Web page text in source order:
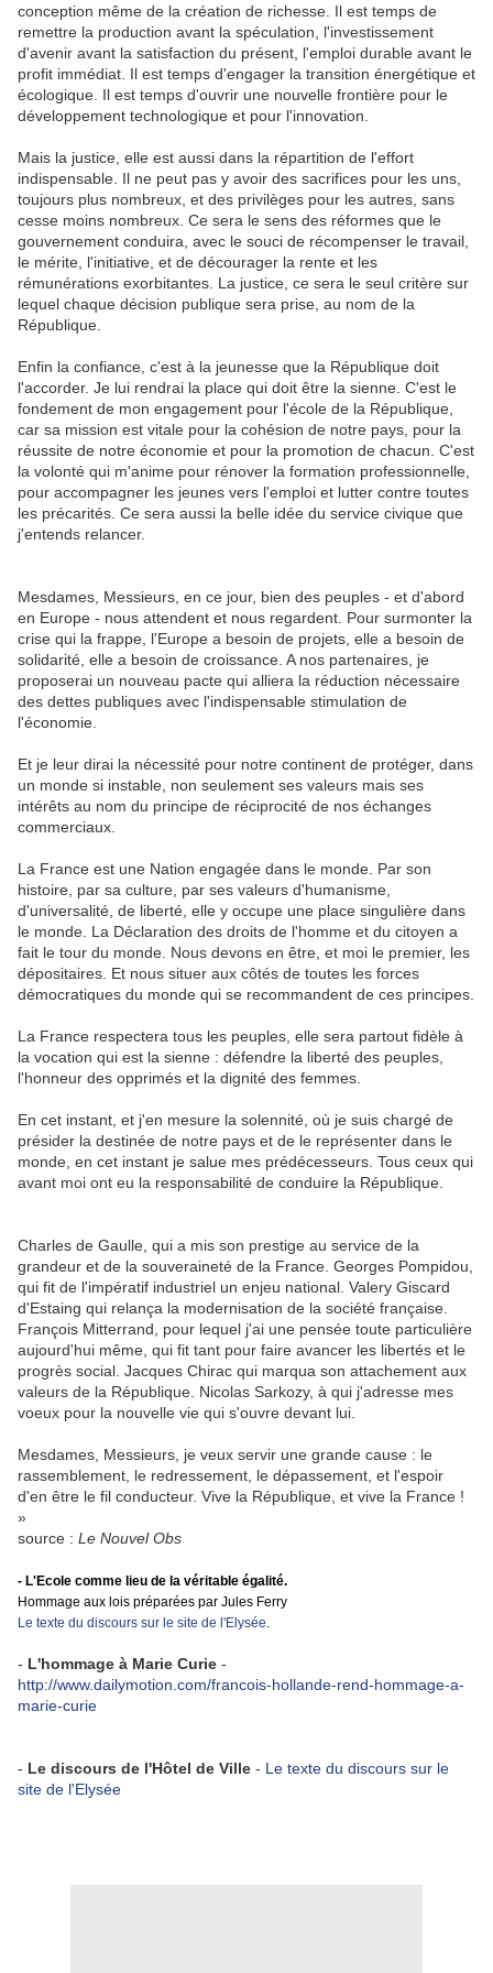
conception même de la création de richesse. Il est temps de
remettre la production avant la spéculation, l'investissement
d'avenir avant la satisfaction du présent, l'emploi durable avant le
profit immédiat. Il est temps d'engager la transition énergétique et
écologique. Il est temps d'ouvrir une nouvelle frontière pour le
développement technologique et pour l'innovation.
Mais la justice, elle est aussi dans la répartition de l'effort
indispensable. Il ne peut pas y avoir des sacrifices pour les uns,
toujours plus nombreux, et des privilèges pour les autres, sans
cesse moins nombreux. Ce sera le sens des réformes que le
gouvernement conduira, avec le souci de récompenser le travail,
le mérite, l'initiative, et de décourager la rente et les
rémunérations exorbitantes. La justice, ce sera le seul critère sur
lequel chaque décision publique sera prise, au nom de la
République.
Enfin la confiance, c'est à la jeunesse que la République doit
l'accorder. Je lui rendrai la place qui doit être la sienne. C'est le
fondement de mon engagement pour l'école de la République,
car sa mission est vitale pour la cohésion de notre pays, pour la
réussite de notre économie et pour la promotion de chacun. C'est
la volonté qui m'anime pour rénover la formation professionnelle,
pour accompagner les jeunes vers l'emploi et lutter contre toutes
les précarités. Ce sera aussi la belle idée du service civique que
j'entends relancer.
Mesdames, Messieurs, en ce jour, bien des peuples - et d'abord
en Europe - nous attendent et nous regardent. Pour surmonter la
crise qui la frappe, l'Europe a besoin de projets, elle a besoin de
solidarité, elle a besoin de croissance. A nos partenaires, je
proposerai un nouveau pacte qui alliera la réduction nécessaire
des dettes publiques avec l'indispensable stimulation de
l'économie.
Et je leur dirai la nécessité pour notre continent de protéger, dans
un monde si instable, non seulement ses valeurs mais ses
intérêts au nom du principe de réciprocité de nos échanges
commerciaux.
La France est une Nation engagée dans le monde. Par son
histoire, par sa culture, par ses valeurs d'humanisme,
d'universalité, de liberté, elle y occupe une place singulière dans
le monde. La Déclaration des droits de l'homme et du citoyen a
fait le tour du monde. Nous devons en être, et moi le premier, les
dépositaires. Et nous situer aux côtés de toutes les forces
démocratiques du monde qui se recommandent de ces principes.
La France respectera tous les peuples, elle sera partout fidèle à
la vocation qui est la sienne : défendre la liberté des peuples,
l'honneur des opprimés et la dignité des femmes.
En cet instant, et j'en mesure la solennité, où je suis chargé de
présider la destinée de notre pays et de le représenter dans le
monde, en cet instant je salue mes prédécesseurs. Tous ceux qui
avant moi ont eu la responsabilité de conduire la République.
Charles de Gaulle, qui a mis son prestige au service de la
grandeur et de la souveraineté de la France. Georges Pompidou,
qui fit de l'impératif industriel un enjeu national. Valery Giscard
d'Estaing qui relança la modernisation de la société française.
François Mitterrand, pour lequel j'ai une pensée toute particulière
aujourd'hui même, qui fit tant pour faire avancer les libertés et le
progrès social. Jacques Chirac qui marqua son attachement aux
valeurs de la République. Nicolas Sarkozy, à qui j'adresse mes
voeux pour la nouvelle vie qui s'ouvre devant lui.
Mesdames, Messieurs, je veux servir une grande cause : le
rassemblement, le redressement, le dépassement, et l'espoir
d'en être le fil conducteur. Vive la République, et vive la France !
»
source : Le Nouvel Obs
- L'Ecole comme lieu de la véritable égalité.
Hommage aux lois préparées par Jules Ferry
Le texte du discours sur le site de l'Elysée.
- L'hommage à Marie Curie -
http://www.dailymotion.com/francois-hollande-rend-hommage-a-
marie-curie
- Le discours de l'Hôtel de Ville - Le texte du discours sur le
site de l'Elysée